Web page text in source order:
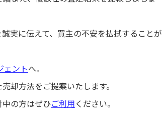
実に伝えて、買主の不安を払拭することが
ェントへ。
却方法をご提案いたします。
の方はぜひご利用ください。